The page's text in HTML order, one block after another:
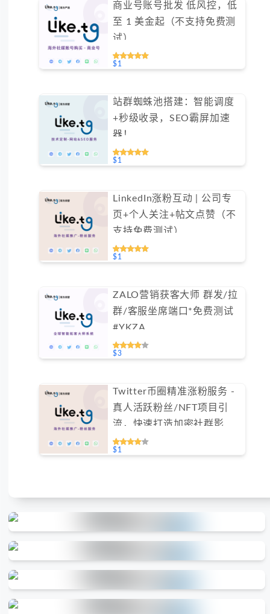
商业号账号批发 低风控，低
至 1 美金起（不支持免费测
试）
$1
站群蜘蛛池搭建：智能调度
+秒级收录，SEO霸屏加速
器！
$1
LinkedIn涨粉互动 | 公司专
页+个人关注+帖文点赞（不
支持免费测试）
$1
ZALO营销获客大师 群发/拉
群/客服坐席端口*免费测试
#YKZA
$3
Twitter币圈精准涨粉服务 -
真人活跃粉丝/NFT项目引
流，快速打造加密社群影响
力（不支持免费测试）
$1